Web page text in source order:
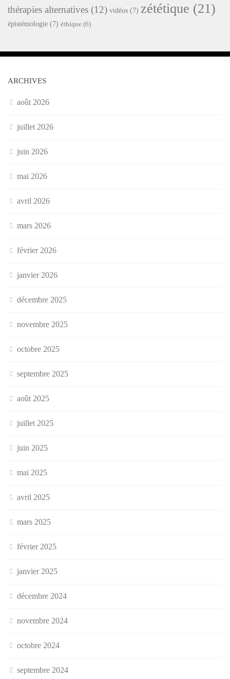
thérapies alternatives (12) vidéos (7) zététique (21)
épistémologie (7) éthique (6)
ARCHIVES
août 2026
juillet 2026
juin 2026
mai 2026
avril 2026
mars 2026
février 2026
janvier 2026
décembre 2025
novembre 2025
octobre 2025
septembre 2025
août 2025
juillet 2025
juin 2025
mai 2025
avril 2025
mars 2025
février 2025
janvier 2025
décembre 2024
novembre 2024
octobre 2024
septembre 2024